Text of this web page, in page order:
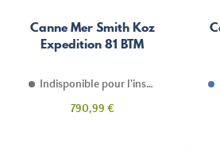
Canne Mer Smith Koz
Expedition 81 BTM
Indisponible pour l'instant
Prix
790,99 €